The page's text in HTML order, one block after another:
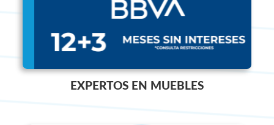
EXPERTOS EN MUEBLES